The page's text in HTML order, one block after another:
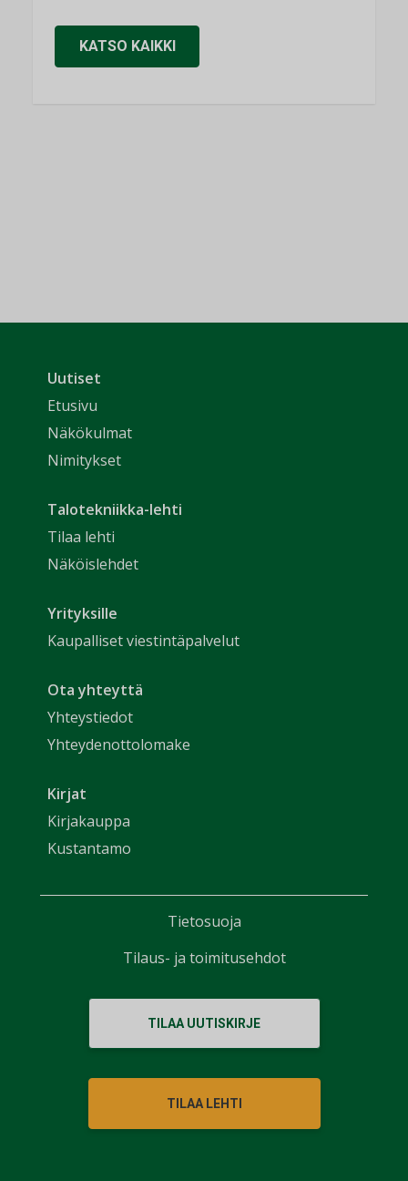
KATSO KAIKKI
Uutiset
Etusivu
Näkökulmat
Nimitykset
Talotekniikka-lehti
Tilaa lehti
Näköislehdet
Yrityksille
Kaupalliset viestintäpalvelut
Ota yhteyttä
Yhteystiedot
Yhteydenottolomake
Kirjat
Kirjakauppa
Kustantamo
TILAA UUTISKIRJE
TILAA LEHTI
Tietosuoja
Tilaus- ja toimitusehdot